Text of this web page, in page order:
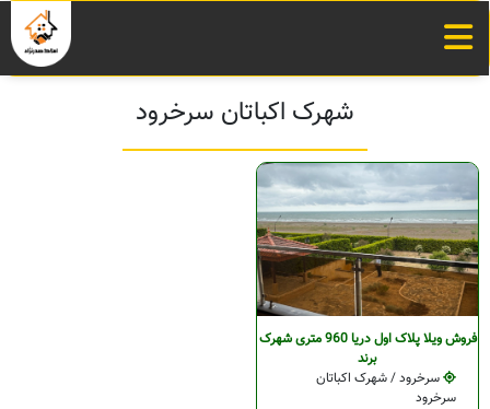
شهرک اکباتان سرخرود
فروش ویلا پلاک اول دریا 960 متری شهرک
برند
سرخرود / شهرک اکباتان
سرخرود